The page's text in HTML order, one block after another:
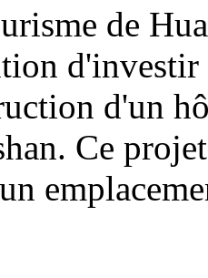
de
d'un
Ce